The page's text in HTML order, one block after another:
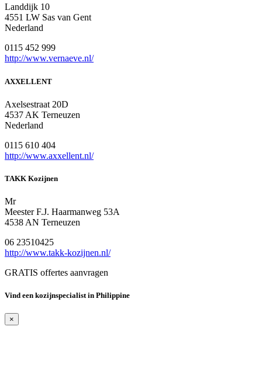
Landdijk 10
4551 LW Sas van Gent
Nederland
0115 452 999
http://www.vernaeve.nl/
AXXELLENT
Axelsestraat 20D
4537 AK Terneuzen
Nederland
0115 610 404
http://www.axxellent.nl/
TAKK Kozijnen
Mr
Meester F.J. Haarmanweg 53A
4538 AN Terneuzen
06 23510425
http://www.takk-kozijnen.nl/
GRATIS offertes aanvragen
Vind een kozijnspecialist in Philippine
×